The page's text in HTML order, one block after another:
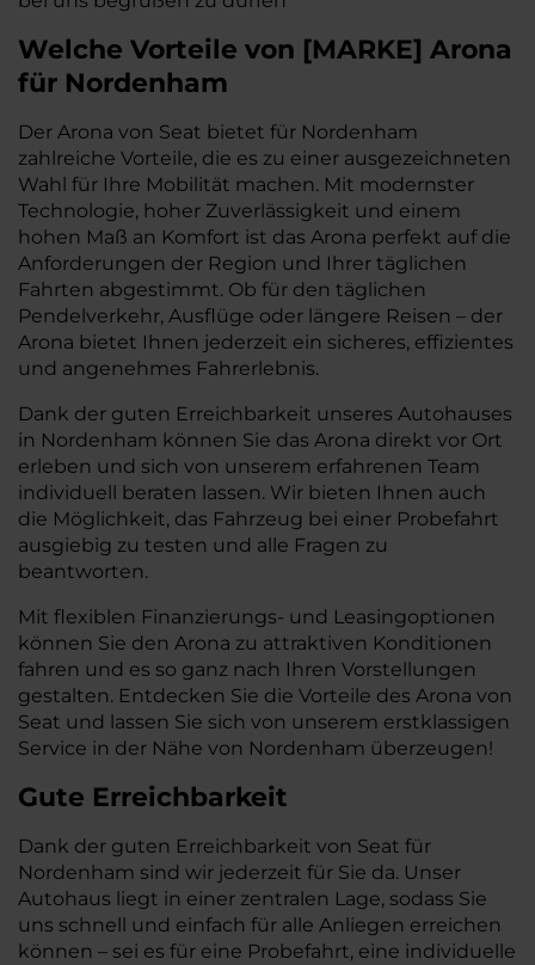
Welche Vorteile von [MARKE] Arona
für Nordenham
Der Arona von Seat bietet für Nordenham
zahlreiche Vorteile, die es zu einer ausgezeichneten
Wahl für Ihre Mobilität machen. Mit modernster
Technologie, hoher Zuverlässigkeit und einem
hohen Maß an Komfort ist das Arona perfekt auf die
Anforderungen der Region und Ihrer täglichen
Fahrten abgestimmt. Ob für den täglichen
Pendelverkehr, Ausflüge oder längere Reisen – der
Arona bietet Ihnen jederzeit ein sicheres, effizientes
und angenehmes Fahrerlebnis.
Dank der guten Erreichbarkeit unseres Autohauses
in Nordenham können Sie das Arona direkt vor Ort
erleben und sich von unserem erfahrenen Team
individuell beraten lassen. Wir bieten Ihnen auch
die Möglichkeit, das Fahrzeug bei einer Probefahrt
ausgiebig zu testen und alle Fragen zu
beantworten.
Mit flexiblen Finanzierungs- und Leasingoptionen
können Sie den Arona zu attraktiven Konditionen
fahren und es so ganz nach Ihren Vorstellungen
gestalten. Entdecken Sie die Vorteile des Arona von
Seat und lassen Sie sich von unserem erstklassigen
Service in der Nähe von Nordenham überzeugen!
Gute Erreichbarkeit
Dank der guten Erreichbarkeit von Seat für
Nordenham sind wir jederzeit für Sie da. Unser
Autohaus liegt in einer zentralen Lage, sodass Sie
uns schnell und einfach für alle Anliegen erreichen
können – sei es für eine Probefahrt, eine individuelle